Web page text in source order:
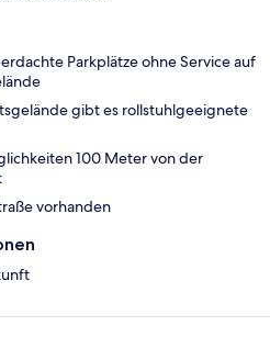
Parkplätze ohne Service auf
gibt es rollstuhlgeeignete
100 Meter von der
vorhanden